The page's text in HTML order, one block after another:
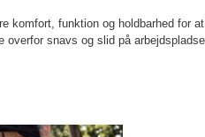
komfort, funktion og holdbarhed for
snavs og slid på